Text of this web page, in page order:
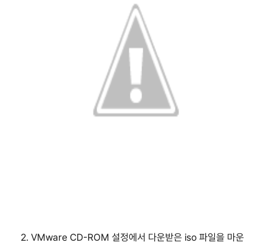
2. VMware CD-ROM 설정에서 다운받은 iso 파일을 마운